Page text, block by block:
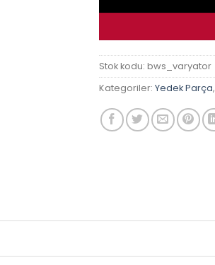
Stok kodu: bws_varyator
Kategoriler: Yedek Parça,